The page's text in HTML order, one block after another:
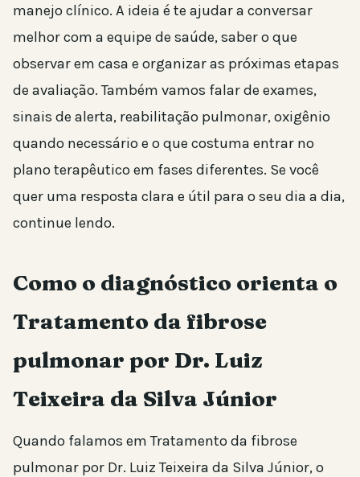
manejo clínico. A ideia é te ajudar a conversar
melhor com a equipe de saúde, saber o que
observar em casa e organizar as próximas etapas
de avaliação. Também vamos falar de exames,
sinais de alerta, reabilitação pulmonar, oxigênio
quando necessário e o que costuma entrar no
plano terapêutico em fases diferentes. Se você
quer uma resposta clara e útil para o seu dia a dia,
continue lendo.
Como o diagnóstico orienta o
Tratamento da fibrose
pulmonar por Dr. Luiz
Teixeira da Silva Júnior
Quando falamos em Tratamento da fibrose
pulmonar por Dr. Luiz Teixeira da Silva Júnior, o